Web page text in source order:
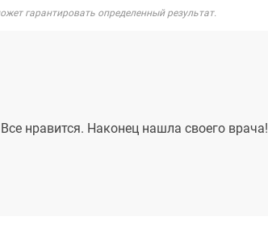
гарантировать определенный результат.
нравится. Наконец нашла своего врача!